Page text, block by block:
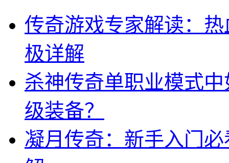
传奇游戏专家解读：
极详解
杀神传奇单职业模式
级装备？
凝月传奇：新手入门